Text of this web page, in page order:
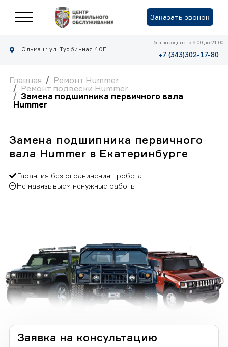
Заказать звонок
Эльмаш: ул. Турбинная 40Г
без выходных: с 9.00 до 21.00
+7 (343)302-17-80
Главная
Ремонт Hummer
Ремонт подвески Hummer
Замена подшипника первичного вала
Hummer
Замена подшипника первичного
вала Hummer в Екатеринбурге
Гарантия без ограничения пробега
Не навязывыем ненужные работы
Заявка на консультацию